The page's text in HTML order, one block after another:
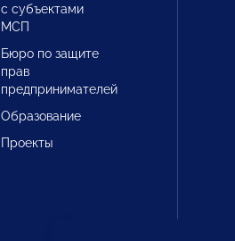
с субъектами
МСП
Бюро по защите
прав
предпринимателей
Образование
Проекты